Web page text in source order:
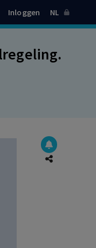
Inloggen NL